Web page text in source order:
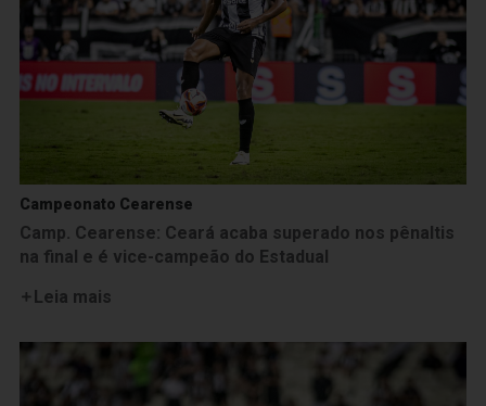
Campeonato Cearense
Camp. Cearense: Ceará acaba superado nos pênaltis
na final e é vice-campeão do Estadual
Leia mais